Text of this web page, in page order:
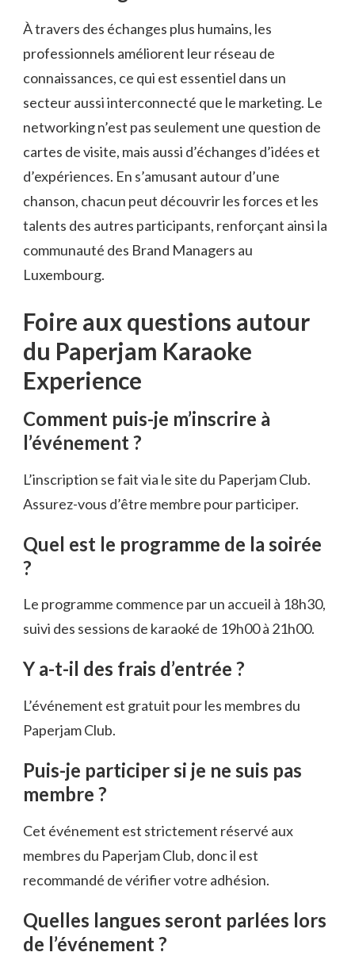
À travers des échanges plus humains, les
professionnels améliorent leur réseau de
connaissances, ce qui est essentiel dans un
secteur aussi interconnecté que le marketing. Le
networking n’est pas seulement une question de
cartes de visite, mais aussi d’échanges d’idées et
d’expériences. En s’amusant autour d’une
chanson, chacun peut découvrir les forces et les
talents des autres participants, renforçant ainsi la
communauté des Brand Managers au
Luxembourg.
Foire aux questions autour
du Paperjam Karaoke
Experience
Comment puis-je m’inscrire à
l’événement ?
L’inscription se fait via le site du Paperjam Club.
Assurez-vous d’être membre pour participer.
Quel est le programme de la soirée
?
Le programme commence par un accueil à 18h30,
suivi des sessions de karaoké de 19h00 à 21h00.
Y a-t-il des frais d’entrée ?
L’événement est gratuit pour les membres du
Paperjam Club.
Puis-je participer si je ne suis pas
membre ?
Cet événement est strictement réservé aux
membres du Paperjam Club, donc il est
recommandé de vérifier votre adhésion.
Quelles langues seront parlées lors
de l’événement ?